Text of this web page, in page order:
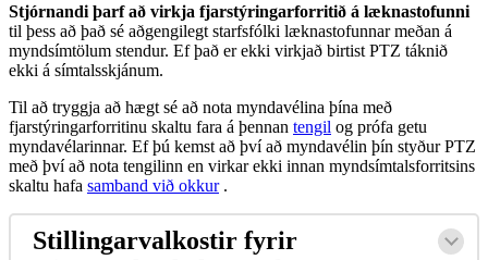
Stjórnandi þarf að virkja fjarstýringarforritið á læknastofunni
til þess að það sé aðgengilegt starfsfólki læknastofunnar meðan á
myndsímtölum stendur. Ef það er ekki virkjað birtist PTZ táknið
ekki á símtalsskjánum.
Til að tryggja að hægt sé að nota myndavélina þína með
fjarstýringarforritinu skaltu fara á þennan tengil og prófa getu
myndavélarinnar. Ef þú kemst að því að myndavélin þín styður PTZ
með því að nota tengilinn en virkar ekki innan myndsímtalsforritsins
skaltu hafa samband við okkur .
Stillingarvalkostir fyrir